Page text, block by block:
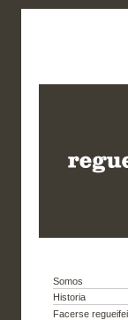
Somos
Historia
Facerse